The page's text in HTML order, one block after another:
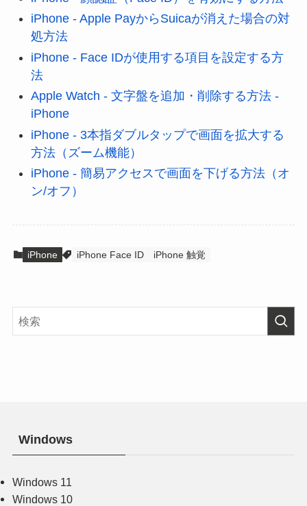
iPhone - Apple PayからSuicaが消えた場合の対
処方法
iPhone - Face IDが使用する項目を設定する方
法
Apple Watch - 文字盤を追加・削除する方法 -
iPhone
iPhone - 3本指ダブルタップで画面を拡大する
方法（ズーム機能）
iPhone - 簡易アクセスで画面を下げる方法（オ
ン/オフ）
iPhone iPhone Face ID iPhone 触覚
Windows
Windows 11
Windows 10